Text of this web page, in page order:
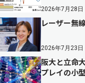
2026年7月28日
レーザー無
2026年7月23日
阪大と立命
プレイの小